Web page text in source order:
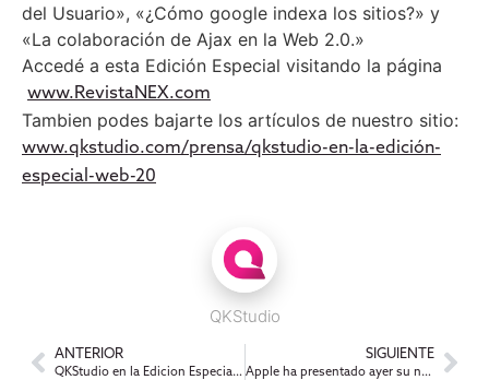
del Usuario», «¿Cómo google indexa los sitios?» y
«La colaboración de Ajax en la Web 2.0.»
Accedé a esta Edición Especial visitando la página
www.RevistaNEX.com
Tambien podes bajarte los artículos de nuestro sitio:
www.qkstudio.com/prensa/qkstudio-en-la-edición-
especial-web-20
QKStudio
ANTERIOR
QKStudio en la Edicion Especial Web 2.0
SIGUIENTE
Apple ha presentado ayer su nuevo producto: el iPad